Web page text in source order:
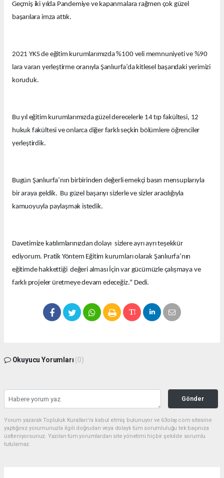
Geçmiş iki yılda Pandemiye ve kapanmalara rağmen çok güzel
başarılara imza attık.
2021 YKS de eğitim kurumlarımızda %100 veli memnuniyeti ve %90
lara varan yerleştirme oranıyla Şanlıurfa’da kitlesel başarıdaki yerimizi
koruduk.
Bu yıl eğitim kurumlarımızda güzel derecelerle 14 tıp fakültesi, 12
hukuk fakültesi ve onlarca diğer farklı seçkin bölümlere öğrenciler
yerleştirdik.
Bugün Şanlıurfa’nın birbirinden değerli emekçi basın mensuplarıyla
bir araya geldik. Bu güzel başarıyı sizlerle ve sizler aracılığıyla
kamuoyuyla paylaşmak istedik.
Davetimize katılımlarınızdan dolayı sizlere ayrı ayrı teşekkür
ediyorum. Pratik Yöntem Eğitim kurumları olarak Şanlıurfa’nın
eğitimde hakkettiği değeri alması İçin var gücümüzle çalışmaya ve
farklı projeler üretmeye devam edeceğiz." Dedi.
Okuyucu Yorumları (0)
Gönder
Yorum yazarak Topluluk Kuralları’nı kabul etmiş bulunuyor ve 63olay.com sitesine
yaptığınız yorumunuzla ilgili doğrudan veya dolaylı tüm sorumluluğu tek başınıza
üstleniyorsunuz. Yazılan tüm yorumlardan site yönetimi hiçbir şekilde sorumlu
tutulamaz.